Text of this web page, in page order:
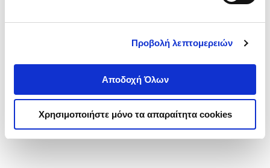
Προβολή λεπτομερειών
Αποδοχή Όλων
Χρησιμοποιήστε μόνο τα απαραίτητα cookies